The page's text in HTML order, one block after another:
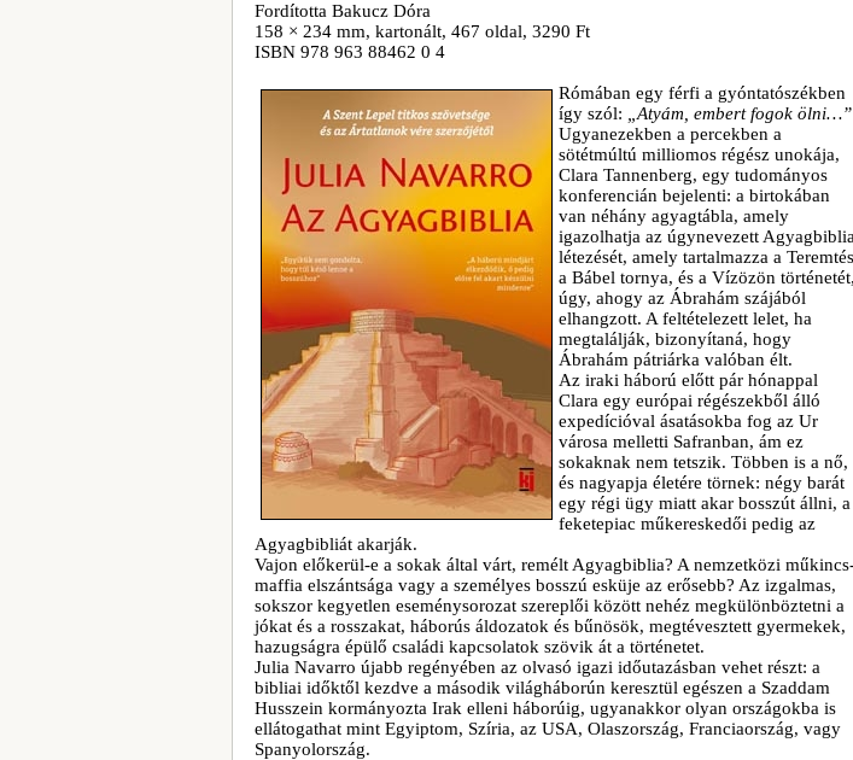
Fordította Bakucz Dóra
158 × 234 mm, kartonált, 467 oldal, 3290 Ft
ISBN 978 963 88462 0 4
Rómában egy férfi a gyóntatószékben
így szól:
„Atyám, embert fogok ölni…”
Ugyanezekben a percekben a
sötétmúltú milliomos régész unokája,
Clara Tannenberg, egy tudományos
konferencián bejelenti: a birtokában
van néhány agyagtábla, amely
igazolhatja az úgynevezett Agyagbiblia
létezését, amely tartalmazza a
a Bábel tornya, és a Vízözön történetét,
úgy, ahogy az Ábrahám szájából
elhangzott. A feltételezett lelet, ha
megtalálják, bizonyítaná, hogy
Ábrahám pátriárka valóban élt.
Az iraki háború előtt pár hónappal
Clara egy európai régészekből álló
expedícióval ásatásokba fog az Ur
városa melletti Safranban, ám ez
sokaknak nem tetszik. Többen is a nő,
és nagyapja életére törnek: négy barát
egy régi ügy miatt akar bosszút állni, a
feketepiac műkereskedői pedig az
Agyagbibliát akarják.
Vajon előkerül-e a sokak által várt, remélt Agyagbiblia? A nemzetközi
maffia elszántsága vagy a személyes bosszú esküje az erősebb? Az izgalmas,
sokszor kegyetlen eseménysorozat szereplői között nehéz megkülönböztetni a
jókat és a rosszakat, háborús áldozatok és bűnösök, megtévesztett gyermekek,
hazugságra épülő családi kapcsolatok szövik át a történetet.
Julia Navarro újabb regényében az olvasó igazi időutazásban vehet részt: a
bibliai időktől kezdve a második világháborún keresztül egészen a Szaddam
Husszein kormányozta Irak elleni háborúig, ugyanakkor olyan országokba is
ellátogathat mint Egyiptom, Szíria, az USA, Olaszország, Franciaország, vagy
Spanyolország.